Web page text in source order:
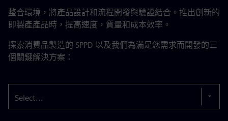
整合環境，將產品設計和流程開發與驗證結合。推出創新的
即製產產品時，提高速度，質量和成本效率。
探索消費品製造的 SPPD 以及我們為滿足您需求而開發的三
個關鍵解決方案：
Select...